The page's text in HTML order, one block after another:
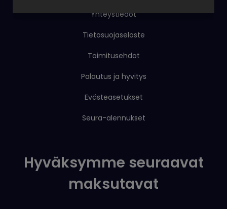
Yhteystiedot
Tietosuojaseloste
Toimitusehdot
Palautus ja hyvitys
Evästeasetukset
Seura-alennukset
Hyväksymme seuraavat
maksutavat